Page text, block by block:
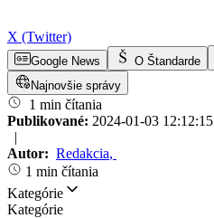
X (Twitter)
Google News O Štandarde
Najnovšie správy
1 min čítania
Publikované: 2024-01-03 12:12:15
|
Autor: Redakcia,
1 min čítania
Kategórie
Kategórie